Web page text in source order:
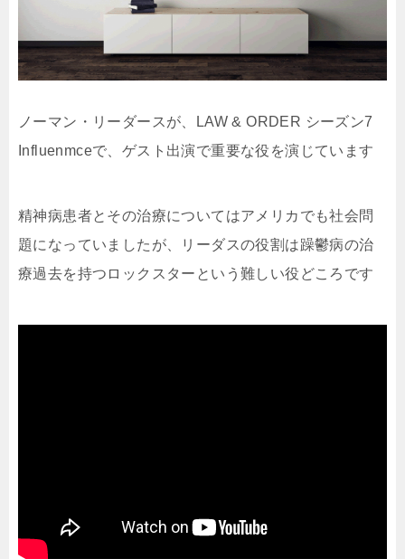
ノーマン・リーダースが、LAW & ORDER シーズン7
Influenmceで、ゲスト出演で重要な役を演じています
精神病患者とその治療についてはアメリカでも社会問
題になっていましたが、リーダスの役割は躁鬱病の治
療過去を持つロックスターという難しい役どころです